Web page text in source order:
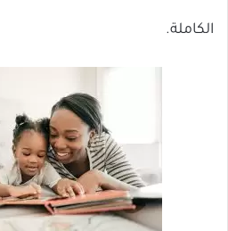
الكاملة.